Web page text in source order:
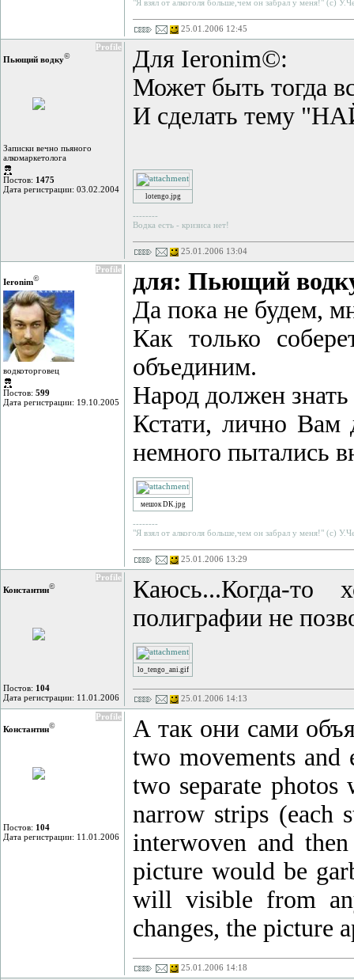
"Я взял от алкоголя больше,чем он забрал у меня!" (с)
25.01.2006 12:45
Profile
Пьющий водку©
Записки вечно пьяного
алкомаркетолога
Постов: 1475
Дата регистрации: 03.02.2004
Для Ieronim©:
Может быть тогда
И сделать тему
lotengo.jpg
--------
Водка есть - кризиса нет!
25.01.2006 13:04
Profile
Ieronim©
водкоторговец
Постов: 599
Дата регистрации: 19.10.2005
для: Пьющий
Да пока не будем,
Как только
объединим.
Народ должен
Кстати, лично
немного пытались
мешок DK.jpg
--------
"Я взял от алкоголя больше,чем он забрал у меня!" (с)
25.01.2006 13:29
Profile
Константин©
Постов: 104
Дата регистрации: 11.01.2006
Каюсь...Когда-то
полиграфии не
lo_tengo_ani.gif
25.01.2006 14:13
Profile
Константин©
Постов: 104
Дата регистрации: 11.01.2006
А так они сами
two movements and
two separate photos
narrow strips (each
interwoven and
picture would be
will visible from
changes, the picture
25.01.2006 14:18